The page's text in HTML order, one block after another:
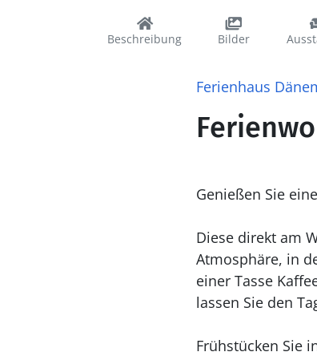
Beschreibung Bilder
Ferienhaus
Genießen Sie
Diese direkt am
Atmosphäre, in
einer Tasse
lassen Sie den
Frühstücken Sie